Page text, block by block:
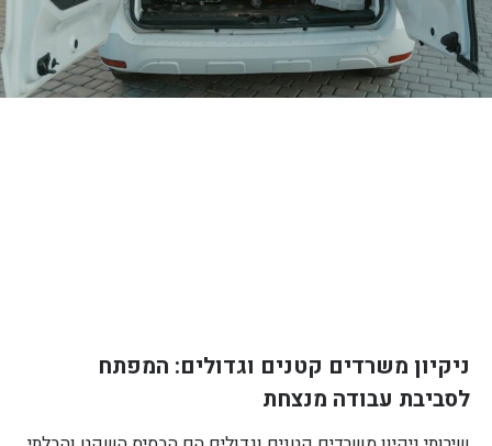
ניקיון משרדים קטנים וגדולים: המפתח
לסביבת עבודה מנצחת